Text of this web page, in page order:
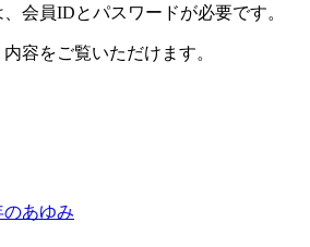
会員IDとパスワードが必要です。
容をご覧いただけます。
のあゆみ